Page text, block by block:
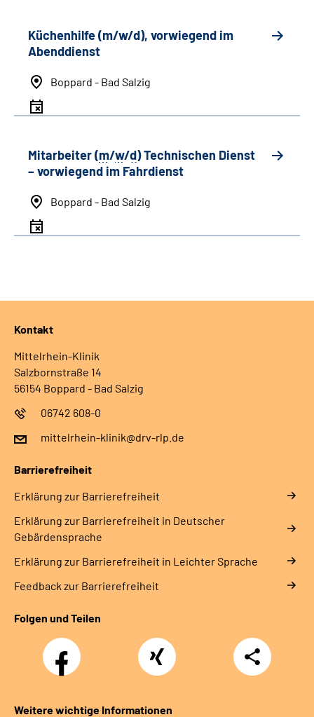
Küchenhilfe (m/w/d), vorwiegend im
Abenddienst
Boppard - Bad Salzig
Mitarbeiter (m/w/d) Technischen Dienst
– vorwiegend im Fahrdienst
Boppard - Bad Salzig
Kontakt
Mittelrhein-Klinik
Salzbornstraße 14
56154 Boppard - Bad Salzig
06742 608-0
mittelrhein-klinik@drv-rlp.de
Barrierefreiheit
Erklärung zur Barrierefreiheit
Erklärung zur Barrierefreiheit in Deutscher
Gebärdensprache
Erklärung zur Barrierefreiheit in Leichter Sprache
Feedback zur Barrierefreiheit
Folgen und Teilen
Facebook Xing
Teilen
Weitere wichtige Informationen